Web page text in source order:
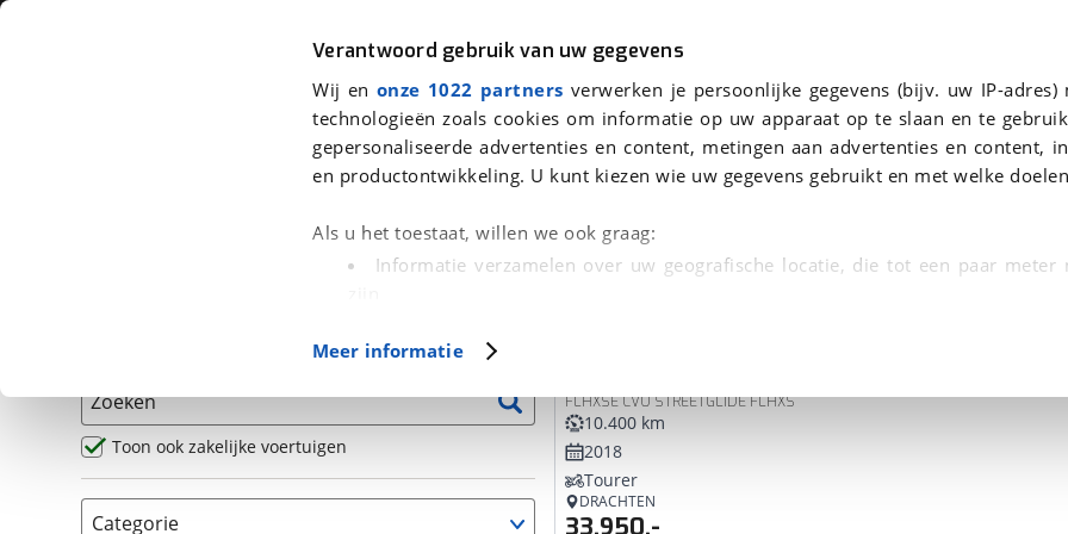
Verantwoord gebruik van uw gegevens
Wij en onze 1022 partners verwerken je persoonlijke gegevens (bijv. uw IP-adres)
technologieën zoals cookies om informatie op uw apparaat op te slaan en te
gepersonaliseerde advertenties en content, metingen aan advertenties en content,
en productontwikkeling. U kunt kiezen wie uw gegevens gebruikt en met welke
Als u het toestaat, willen we ook graag:
Informatie verzamelen over uw geografische locatie, die tot een paar meter
(fingerprinting)
in. U kunt uw toestemming op elk moment wijzigen of
Cookieverklaring.
Met cookies en vergelijkbare technieken zorgen we voor een betere en meer
Functionele cookies zorgen ervoor dat de website goed werkt. Ook gebruiken we
Meer informatie
Auto Fiets Motor
We hebben 5 motoren voor je gevonden
Zoeken
Toon ook zakelijke voertuigen
Categorie
FLHXSE CVO STREETGLIDE FLHXS
10.400 km
2018
Tourer
DRACHTEN
33.950,-